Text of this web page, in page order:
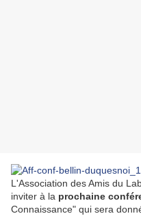
L'Association des Amis du
inviter à la prochaine
Connaissance" qui sera